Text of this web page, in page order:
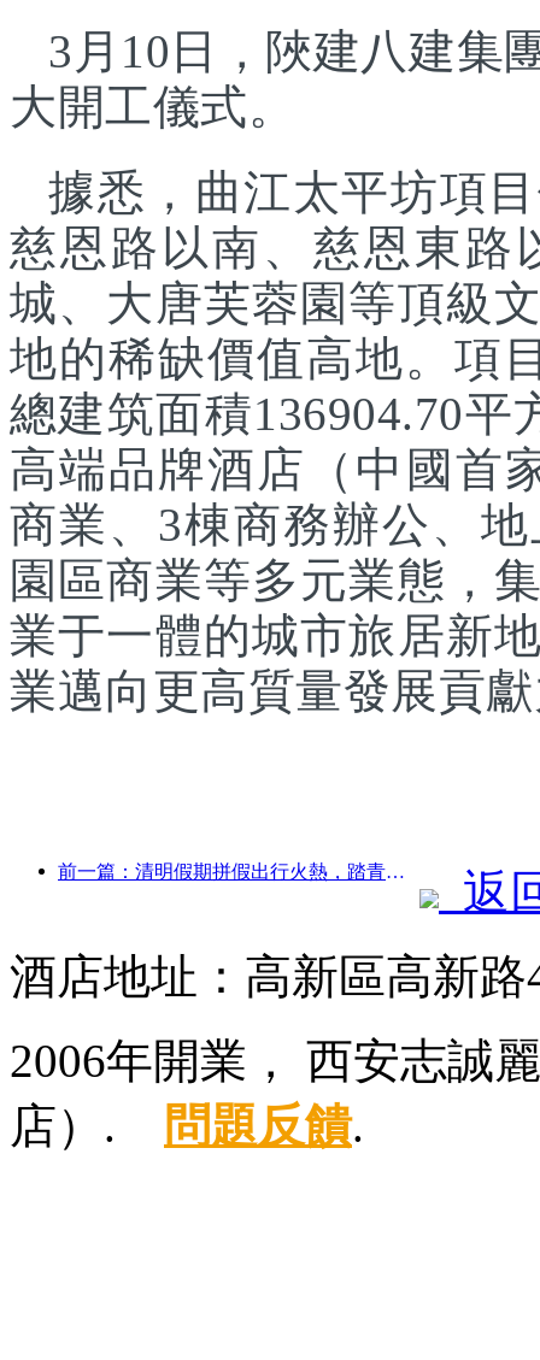
3月10日，陜建八建集
大開工儀式。
據悉，曲江太平坊項
慈恩路以南、慈恩東路
城、大唐芙蓉園等頂級
地的稀缺價值高地。項
總建筑面積136904.70
高端品牌酒店（中國首
商業、3棟商務辦公、
園區商業等多元業態，
業于一體的城市旅居新
業邁向更高質量發展貢
前一篇：清明假期拼假出行火熱，踏青賞花帶動多城客流增長
返
酒店地址：高新區高新路
2006年開業， 西安志誠
店）.
問題反饋.